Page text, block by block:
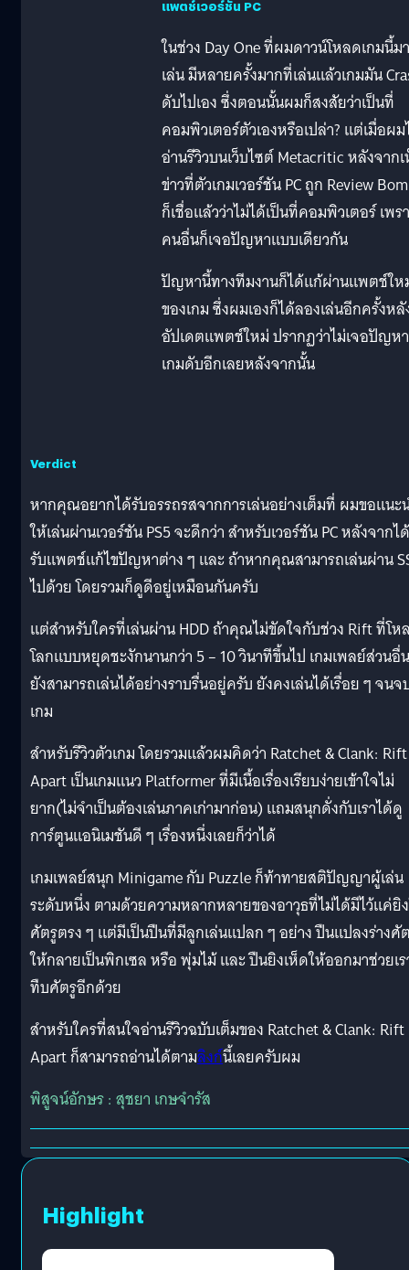
แพตช์เวอร์ชัน PC
ในช่วง Day One ที่ผมดาวน์โหลดเกมนี้มา
เล่น มีหลายครั้งมากที่เล่นแล้วเกมมัน
ดับไปเอง ซึ่งตอนนั้นผมก็สงสัยว่าเป็นที่
คอมพิวเตอร์ตัวเองหรือเปล่า? แต่เมื่อผ
อ่านรีวิวบนเว็บไซต์ Metacritic หลังจาก
ข่าวที่ตัวเกมเวอร์ชัน PC ถูก Review
ก็เชื่อแล้วว่าไม่ได้เป็นที่คอมพิวเตอร์ เพร
คนอื่นก็เจอปัญหาแบบเดียวกัน
ปัญหานี้ทางทีมงานก็ได้แก้ผ่านแพตช์ใ
ของเกม ซึ่งผมเองก็ได้ลองเล่นอีกครั้งหลั
อัปเดตแพตช์ใหม่ ปรากฏว่าไม่เจอปัญหา
เกมดับอีกเลยหลังจากนั้น
Verdict
หากคุณอยากได้รับอรรถรสจากการเล่นอย่างเต็มที่ ผมขอแนะ
ให้เล่นผ่านเวอร์ชัน PS5 จะดีกว่า สำหรับเวอร์ชัน PC หลังจากได้
รับแพตช์แก้ไขปัญหาต่าง ๆ และ ถ้าหากคุณสามารถเล่นผ่าน
ไปด้วย โดยรวมก็ดูดีอยู่เหมือนกันครับ
แต่สำหรับใครที่เล่นผ่าน HDD ถ้าคุณไม่ขัดใจกับช่วง Rift ที่โห
โลกแบบหยุดชะงักนานกว่า 5 – 10 วินาทีขึ้นไป เกมเพลย์ส่วนอื่
ยังสามารถเล่นได้อย่างราบรื่นอยู่ครับ ยังคงเล่นได้เรื่อย ๆ จนจ
เกม
สำหรับรีวิวตัวเกม โดยรวมแล้วผมคิดว่า Ratchet & Clank: Rift
Apart เป็นเกมแนว Platformer ที่มีเนื้อเรื่องเรียบง่ายเข้าใจไม่
ยาก(ไม่จำเป็นต้องเล่นภาคเก่ามาก่อน) แถมสนุกดั่งกับเราได้ดู
การ์ตูนแอนิเมชันดี ๆ เรื่องหนึ่งเลยก็ว่าได้
เกมเพลย์สนุก Minigame กับ Puzzle ก็ท้าทายสติปัญญาผู้เล่น
ระดับหนึ่ง ตามด้วยความหลากหลายของอาวุธที่ไม่ได้มีไว้แค่ยิ
ศัตรูตรง ๆ แต่มีเป็นปืนที่มีลูกเล่นแปลก ๆ อย่าง ปืนแปลงร่างศั
ให้กลายเป็นพิกเซล หรือ พุ่มไม้ และ ปืนยิงเห็ดให้ออกมาช่วยเ
ทืบศัตรูอีกด้วย
สำหรับใครที่สนใจอ่านรีวิวฉบับเต็มของ Ratchet & Clank: Rift
Apart ก็สามารถอ่านได้ตามลิงก์นี้เลยครับผม
พิสูจน์อักษร : สุชยา เกษจำรัส
Highlight